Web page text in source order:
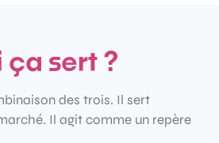
ça sert ?
des trois. Il sert
Il agit comme un repère